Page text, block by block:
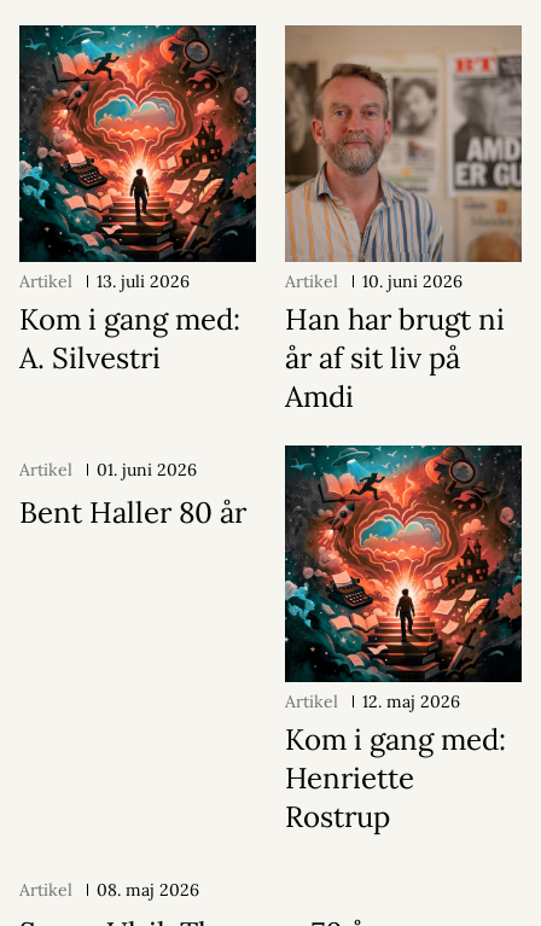
Artikel 13. juli 2026
Kom i gang med:
A. Silvestri
Artikel 10. juni 2026
Han har brugt ni
år af sit liv på
Amdi
Artikel 01. juni 2026
Bent Haller 80 år
Artikel 12. maj 2026
Kom i gang med:
Henriette
Rostrup
Artikel 08. maj 2026